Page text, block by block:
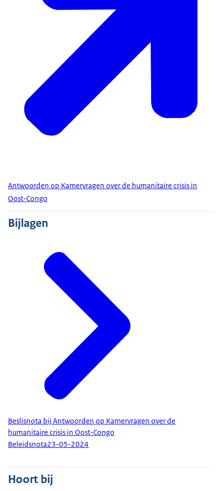
Antwoorden op Kamervragen over de humanitaire crisis in
Oost-Congo
Bijlagen
Beslisnota bij Antwoorden op Kamervragen over de
humanitaire crisis in Oost-Congo
Beleidsnota23-05-2024
Hoort bij